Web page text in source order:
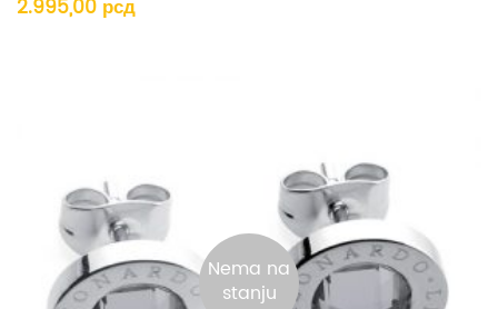
2.995,00 рсд
Nema na
stanju